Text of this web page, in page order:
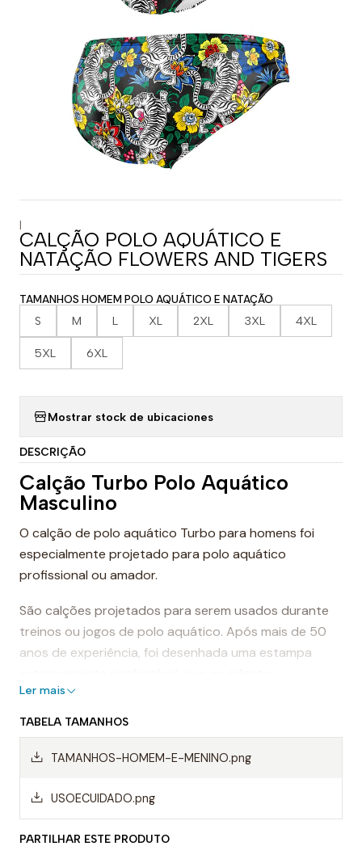
|
CALÇÃO POLO AQUÁTICO E
NATAÇÃO FLOWERS AND TIGERS
TAMANHOS HOMEM POLO AQUÁTICO E NATAÇÃO
S M L XL 2XL 3XL 4XL
5XL 6XL
Mostrar stock de ubicaciones
DESCRIÇÃO
Calção Turbo Polo Aquático
Masculino
O calção de polo aquático Turbo para homens foi
especialmente projetado para polo aquático
profissional ou amador.
São calções projetados para serem usados durante
treinos ou jogos de polo aquático. Após mais de 50
anos de experiência, foi desenhada uma estampa
perfeitamente ao corpo, proporcionando conforto e
sensação de leveza.
Dessa forma, os calções de polo aquático facilitam a
permitindo um movimento mais rápido ao nadar.
Ler mais
TABELA TAMANHOS
TAMANHOS-HOMEM-E-MENINO.png
USOECUIDADO.png
PARTILHAR ESTE PRODUTO